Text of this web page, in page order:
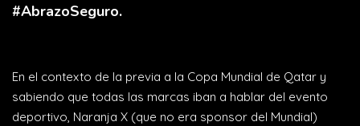
#AbrazoSeguro.
En el contexto de la previa a la Copa Mundial de Qatar y
sabiendo que todas las marcas iban a hablar del evento
deportivo, Naranja X (que no era sponsor del Mundial)